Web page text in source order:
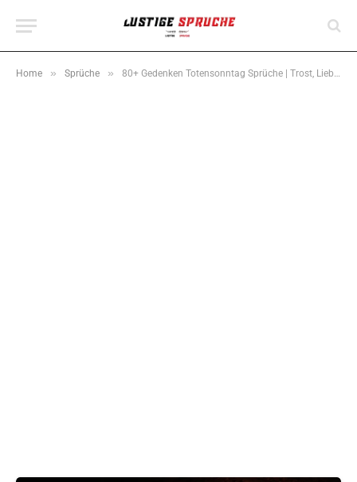
Home » Sprüche » 80+ Gedenken Totensonntag Sprüche | Trost, Liebe & Erinnerung